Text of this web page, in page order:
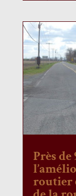
Près de
routier